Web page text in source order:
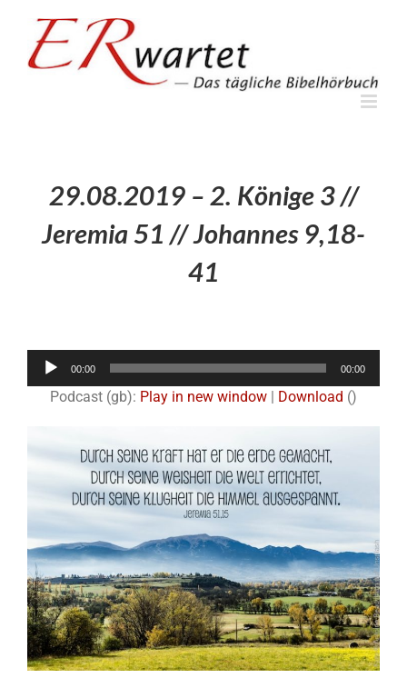
springen
29.08.2019 – 2. Könige 3 //
Jeremia 51 // Johannes 9,18-
41
Audio-
00:00 00:00
Podcast (gb): Play in new window Download ()